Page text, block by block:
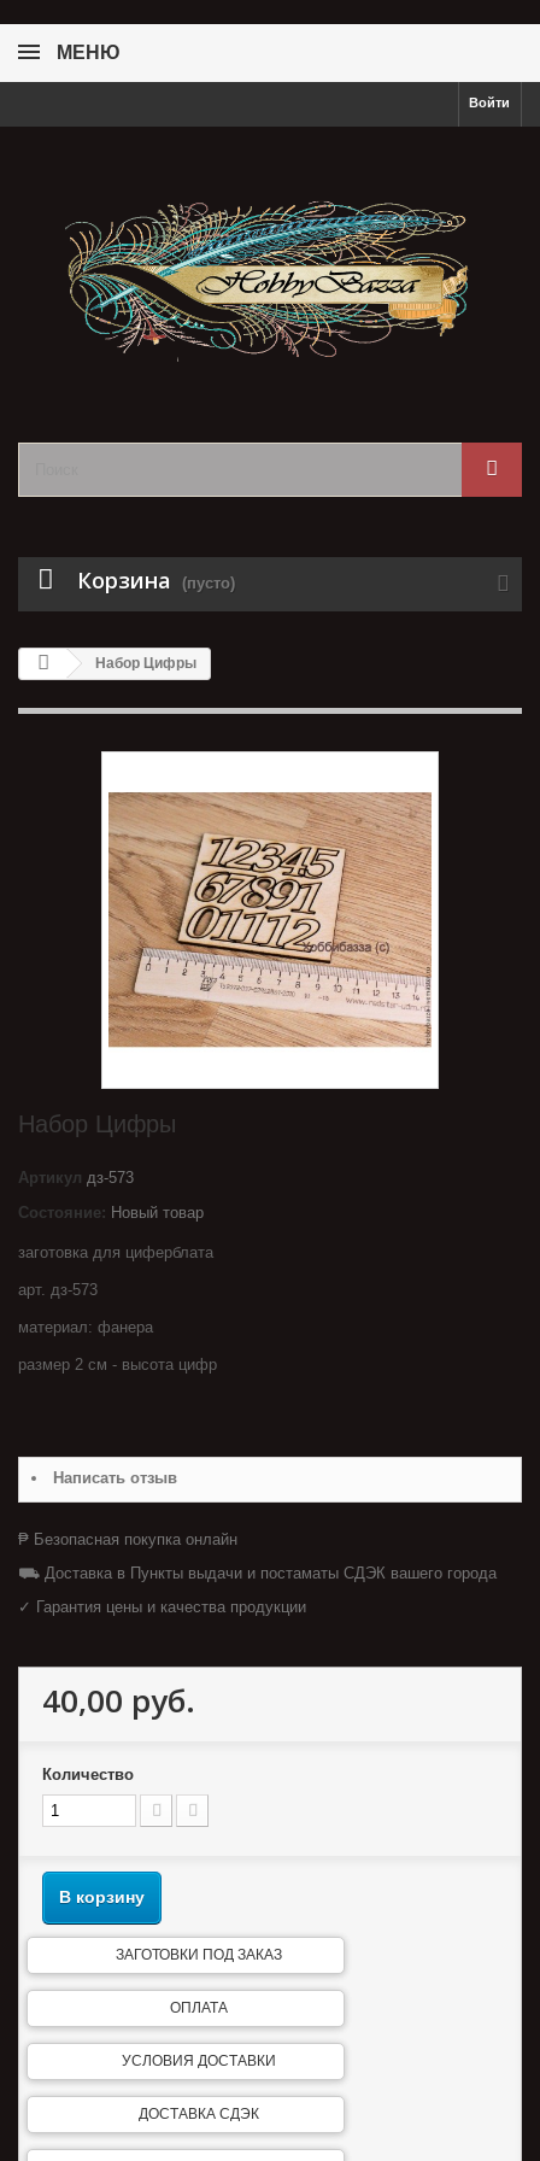
МЕНЮ
Войти
Корзина (пусто)
Набор Цифры
Набор Цифры
Артикул дз-573
Состояние: Новый товар
заготовка для циферблата
арт. дз-573
материал: фанера
размер 2 см - высота цифр
Написать отзыв
₱ Безопасная покупка онлайн
⛟ Доставка в Пункты выдачи и постаматы СДЭК вашего города
✓ Гарантия цены и качества продукции
40,00 руб.
Количество
В корзину
ЗАГОТОВКИ ПОД ЗАКАЗ
ОПЛАТА
УСЛОВИЯ ДОСТАВКИ
ДОСТАВКА СДЭК